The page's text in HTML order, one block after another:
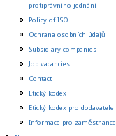
protiprávního jednání
Policy of ISO
Ochrana osobních údajů
Subsidiary companies
Job vacancies
Contact
Etický kodex
Etický kodex pro dodavatele
Informace pro zaměstnance